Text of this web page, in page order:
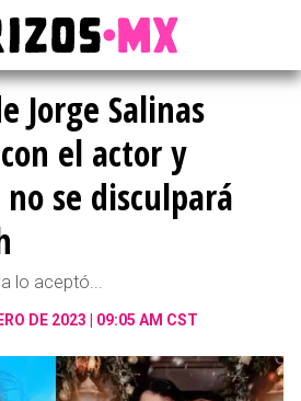
Jorge Salinas
el actor y
se disculpará
lo aceptó...
DE 2023 | 09:05 AM CST